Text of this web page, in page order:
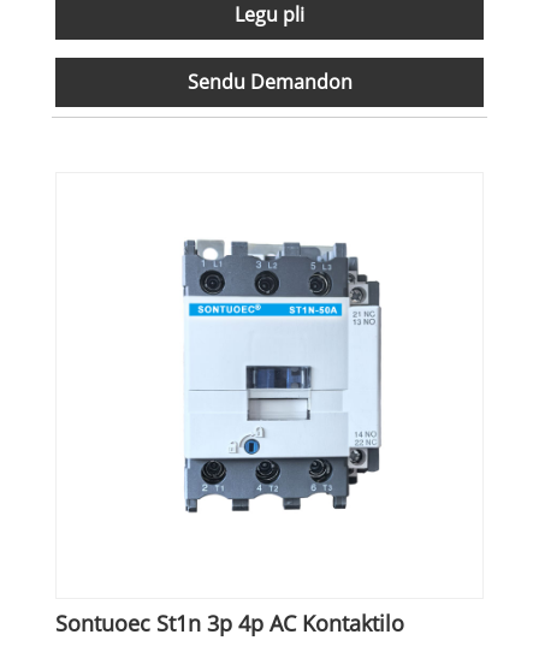
Legu pli
Sendu Demandon
Sontuoec St1n 3p 4p AC Kontaktilo